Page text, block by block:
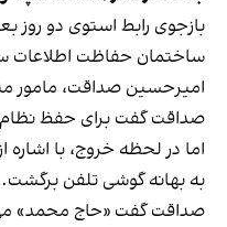
بازجوی رابط استوی دو روز
ساختمان حفاظت اطلاعات
امیرحسین صداقت، مامور
صداقت گفت برای حفظ نظام
اما در لحظه خروج، با اشاره
به بهانه گوشی تلفن برگشت.
صداقت گفت «حاج محمد»